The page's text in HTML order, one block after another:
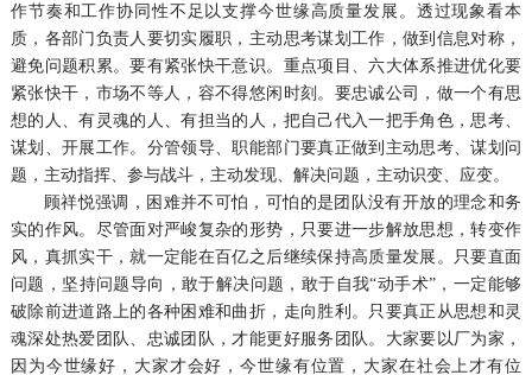
作节奏和工作协同性不足以支撑今世缘高质量发展。透过现象看本
质，各部门负责人要切实履职，主动思考谋划工作，做到信息对称，
避免问题积累。要有紧张快干意识。重点项目、六大体系推进优化要
紧张快干，市场不等人，容不得悠闲时刻。要忠诚公司，做一个有思
想的人、有灵魂的人、有担当的人，把自己代入一把手角色，思考、
谋划、开展工作。分管领导、职能部门要真正做到主动思考、谋划问
题，主动指挥、参与战斗，主动发现、解决问题，主动识变、应变。
顾祥悦强调，困难并不可怕，可怕的是团队没有开放的理念和务
实的作风。尽管面对严峻复杂的形势，只要进一步解放思想，转变作
风，真抓实干，就一定能在百亿之后继续保持高质量发展。只要直面
问题，坚持问题导向，敢于解决问题，敢于自我“动手术”，一定能够
破除前进道路上的各种困难和曲折，走向胜利。只要真正从思想和灵
魂深处热爱团队、忠诚团队，才能更好服务团队。大家要以厂为家，
因为今世缘好，大家才会好，今世缘有位置，大家在社会上才有位